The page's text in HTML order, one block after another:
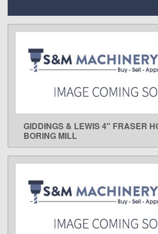
LEARN MORE
GIDDINGS & LEWIS 4" FRASER
BORING MILL